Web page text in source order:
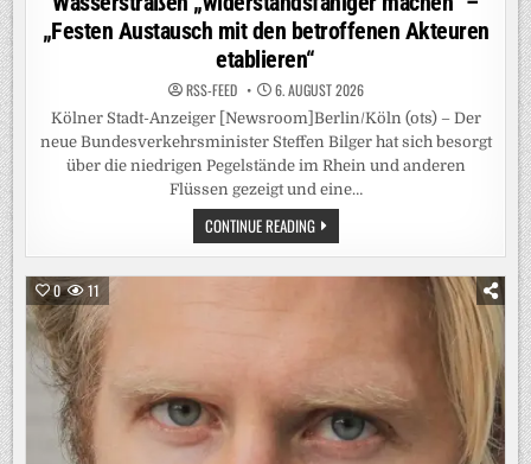
„Festen Austausch mit den betroffenen Akteuren
etablieren“
RSS-FEED 6. AUGUST 2026
Kölner Stadt-Anzeiger [Newsroom]Berlin/Köln (ots) – Der
neue Bundesverkehrsminister Steffen Bilger hat sich besorgt
über die niedrigen Pegelstände im Rhein und anderen
Flüssen gezeigt und eine…
CONTINUE READINGRHEIN-
PEGEL:
VERKEHRSMINISTER
BILGER
WIDERSTANDSFÄHIGER M
ACHEN“ –
„
FESTEN A
USTAUSCH M
0 11